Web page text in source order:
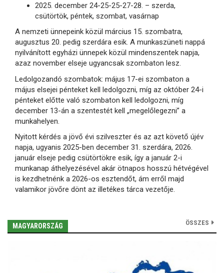
2025. december 24-25-25-27-28. – szerda,
csütörtök, péntek, szombat, vasárnap
A nemzeti ünnepeink közül március 15. szombatra,
augusztus 20. pedig szerdára esik. A munkaszüneti nappá
nyilvánított egyházi ünnepek közül mindenszentek napja,
azaz november elseje ugyancsak szombaton lesz.
Ledolgozandó szombatok: május 17-ei szombaton a
május elsejei pénteket kell ledolgozni, míg az október 24-i
pénteket előtte való szombaton kell ledolgozni, míg
december 13-án a szentestét kell „megelőlegezni” a
munkahelyen.
Nyitott kérdés a jövő évi szilveszter és az azt követő újév
napja, ugyanis 2025-ben december 31. szerdára, 2026.
január elseje pedig csütörtökre esik, így a január 2-i
munkanap áthelyezésével akár ötnapos hosszú hétvégével
is kezdhetnénk a 2026-os esztendőt, ám erről majd
valamikor jövőre dönt az illetékes tárca vezetője.
MAGYARORSZÁG ÖSSZES